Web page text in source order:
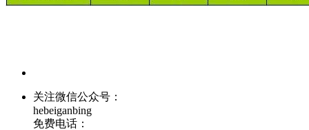
关注微信公众号：
hebeiganbing
免费电话：